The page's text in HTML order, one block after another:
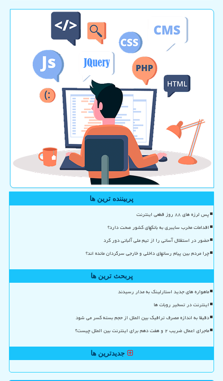
پربیننده ترین ها
پس لرزه های ۸۸ روز قطعی اینترنت
اقدامات مخرب سایبری به بانکهای کشور صحت دارد؟
حضور در استقلال آسانی را از تیم ملی آلبانی دور کرد
چرا مردم بین پیام رسانهای داخلی و خارجی سرگردان مانده اند؟
پربحث ترین ها
ماهواره های جدید استارلینک به مدار رسیدند
اینترنت در تسخیر روبات ها
دقیقا به اندازه مصرف ترافیک بین الملل از حجم بسته کسر می شود
ماجرای اعمال ضریب ۲ و هفت دهم برای اینترنت بین الملل چیست؟
جدیدترین ها